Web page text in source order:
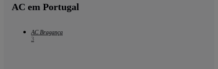
AC em Portugal
AC Bragança
3